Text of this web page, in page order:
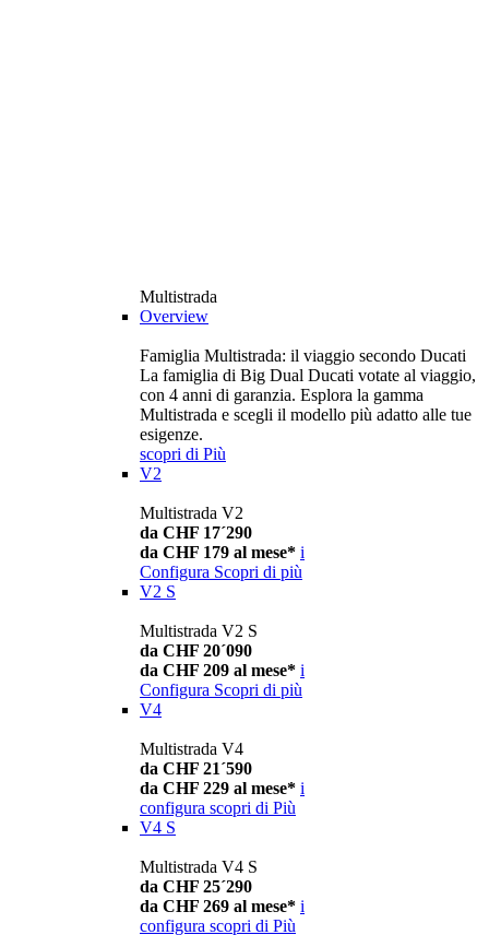
Multistrada
Overview
Famiglia Multistrada: il viaggio secondo Ducati
La famiglia di Big Dual Ducati votate al viaggio,
con 4 anni di garanzia. Esplora la gamma
Multistrada e scegli il modello più adatto alle tue
esigenze.
scopri di Più
V2
Multistrada V2
da CHF 17´290
da CHF 179 al mese* i
Configura Scopri di più
V2 S
Multistrada V2 S
da CHF 20´090
da CHF 209 al mese* i
Configura Scopri di più
V4
Multistrada V4
da CHF 21´590
da CHF 229 al mese* i
configura scopri di Più
V4 S
Multistrada V4 S
da CHF 25´290
da CHF 269 al mese* i
configura scopri di Più